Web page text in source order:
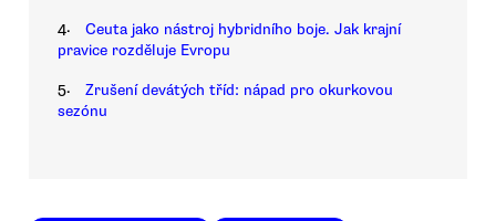
4.
Ceuta jako nástroj hybridního boje. Jak krajní
pravice rozděluje Evropu
5.
Zrušení devátých tříd: nápad pro okurkovou
sezónu